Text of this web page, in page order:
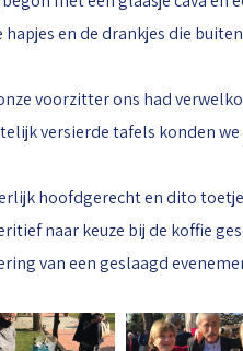
hapjes en de drankjes die
voorzitter ons had
versierde tafels konden
hoofdgerecht en dito
naar keuze bij de koffie
van een geslaagd